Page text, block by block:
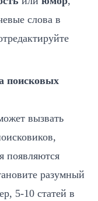
слова в
поисковых
вызвать
появляются
разумный
5‑10 статей в